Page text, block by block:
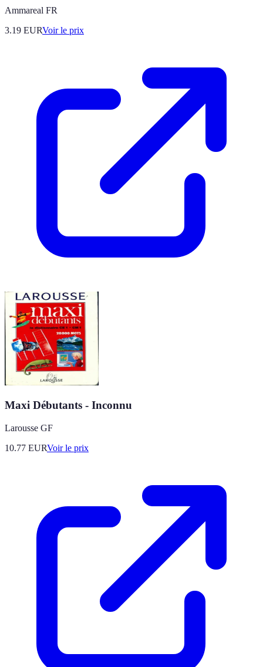
Ammareal FR
3.19 EURVoir le prix
Maxi Débutants - Inconnu
Larousse GF
10.77 EURVoir le prix